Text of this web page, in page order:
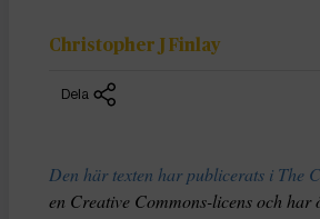
Christopher J Finlay
Dela
Den här texten har publicerats i The
en Creative Commons-licens och har